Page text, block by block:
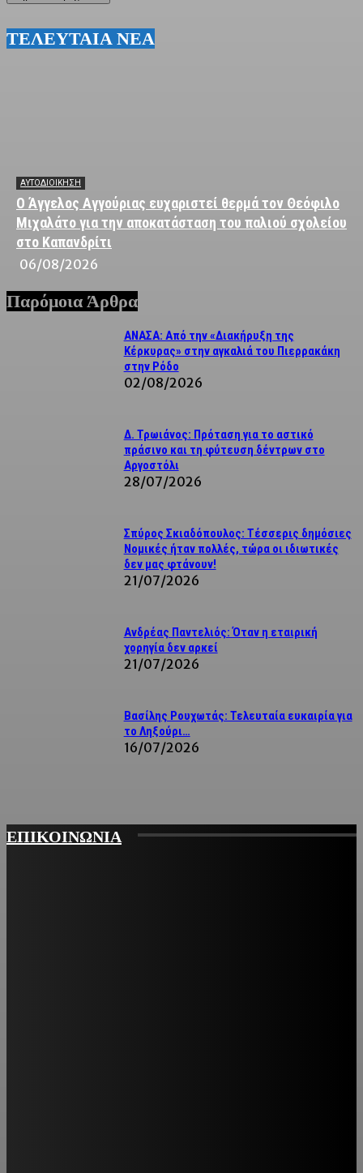
ΤΕΛΕΥΤΑΙΑ ΝΕΑ
ΑΥΤΟΔΙΟΙΚΗΣΗ
Ο Άγγελος Αγγούριας ευχαριστεί θερμά τον Θεόφιλο
Μιχαλάτο για την αποκατάσταση του παλιού σχολείου
στο Καπανδρίτι
06/08/2026
Παρόμοια Άρθρα
ΑΝΑΣΑ: Από την «Διακήρυξη της
Κέρκυρας» στην αγκαλιά του Πιερρακάκη
στην Ρόδο
02/08/2026
Δ. Τρωιάνος: Πρόταση για το αστικό
πράσινο και τη φύτευση δέντρων στο
Αργοστόλι
28/07/2026
Σπύρος Σκιαδόπουλος: Τέσσερις δημόσιες
Νομικές ήταν πολλές, τώρα οι ιδιωτικές
δεν μας φτάνουν!
21/07/2026
Ανδρέας Παντελιός: Όταν η εταιρική
χορηγία δεν αρκεί
21/07/2026
Βασίλης Ρουχωτάς: Τελευταία ευκαιρία για
το Ληξούρι…
16/07/2026
ΕΠΙΚΟΙΝΩΝΙΑ